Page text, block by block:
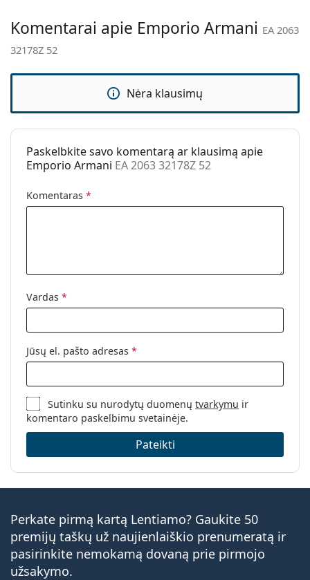
Atraskite visą mūsų
saulės akinių
rastumėte daugiau populiarių prekių ženklų modelių.
Lytis:
Moterims
Kodas:
EA 2063 32178Z 52
Komentarai apie Emporio Armani EA 2063
32178Z 52
Nėra klausimų
Paskelbkite savo komentarą ar klausimą apie
Emporio Armani EA 2063 32178Z 52
Komentaras *
Vardas *
Jūsų el. pašto adresas *
Sutinku su nurodytų duomenųtvarkymu ir
komentaro paskelbimu svetainėje.
Pateikti
Perkate pirmą kartą Lentiamo? Gaukite 50
premijų taškų už naujienlaiškio prenumeratą ir
pasirinkite nemokamą dovaną prie pirmojo
užsakymo.